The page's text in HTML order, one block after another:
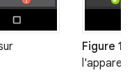
Figure 18
l'appareil